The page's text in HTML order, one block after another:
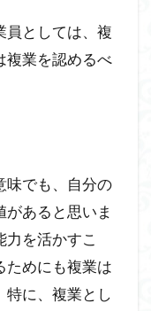
員としては、複
複業を認めるべ
味でも、自分の
あると思いま
を活かすこ
ためにも複業は
特に、複業とし